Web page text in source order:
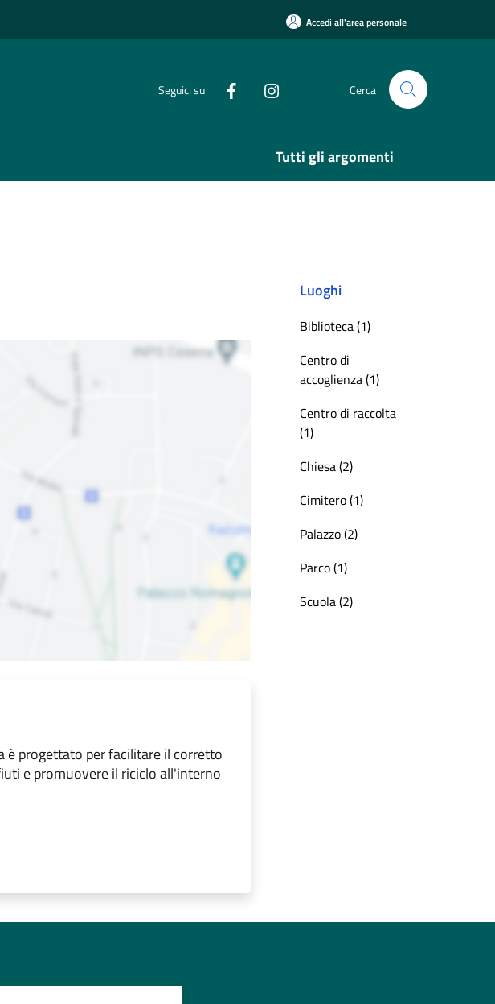
Accedi all'area personale
Seguici su Cerca
Tutti gli argomenti
è progettato per facilitare il corretto
e promuovere il riciclo all'interno
Luoghi
Biblioteca (1)
Centro di
accoglienza (1)
Centro di raccolta
(1)
Chiesa (2)
Cimitero (1)
Palazzo (2)
Parco (1)
Scuola (2)